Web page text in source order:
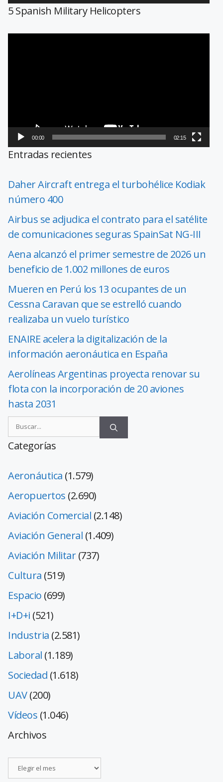
5 Spanish Military Helicopters
00:00 02:15
Entradas recientes
Daher Aircraft entrega el turbohélice Kodiak
número 400
Airbus se adjudica el contrato para el satélite
de comunicaciones seguras SpainSat NG-III
Aena alcanzó el primer semestre de 2026 un
beneficio de 1.002 millones de euros
Mueren en Perú los 13 ocupantes de un
Cessna Caravan que se estrelló cuando
realizaba un vuelo turístico
ENAIRE acelera la digitalización de la
información aeronáutica en España
Aerolíneas Argentinas proyecta renovar su
flota con la incorporación de 20 aviones
hasta 2031
Categorías
Aeronáutica (1.579)
Aeropuertos (2.690)
Aviación Comercial (2.148)
Aviación General (1.409)
Aviación Militar(737)
Cultura (519)
Espacio (699)
I+D+i (521)
Industria (2.581)
Laboral (1.189)
Sociedad (1.618)
UAV(200)
Vídeos (1.046)
Archivos